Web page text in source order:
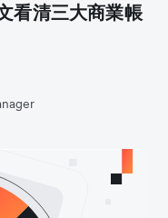
看清三大商業帳